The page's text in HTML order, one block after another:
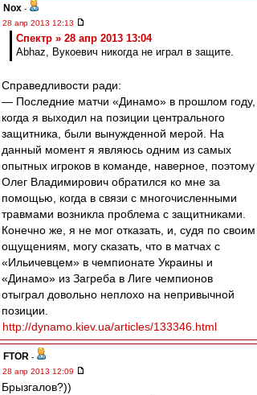
Nox -
28 апр 2013 12:13
Спектр » 28 апр 2013 13:04
Abhaz, Вукоевич никогда не играл в защите.
Справедливости ради:
— Последние матчи «Динамо» в прошлом году,
когда я выходил на позиции центрального
защитника, были вынужденной мерой. На
данный момент я являюсь одним из самых
опытных игроков в команде, наверное, поэтому
Олег Владимирович обратился ко мне за
помощью, когда в связи с многочисленными
травмами возникла проблема с защитниками.
Конечно же, я не мог отказать, и, судя по своим
ощущениям, могу сказать, что в матчах с
«Ильичевцем» в чемпионате Украины и
«Динамо» из Загреба в Лиге чемпионов
отыграл довольно неплохо на непривычной
позиции.
http://dynamo.kiev.ua/articles/133346.html
FTOR -
28 апр 2013 12:09
Брызгалов?))